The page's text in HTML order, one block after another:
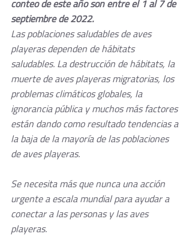
conteo de este año son entre el 1 al 7 de
septiembre de 2022.
Las poblaciones saludables de aves
playeras dependen de hábitats
saludables. La destrucción de hábitats, la
muerte de aves playeras migratorias, los
problemas climáticos globales, la
ignorancia pública y muchos más factores
están dando como resultado tendencias a
la baja de la mayoría de las poblaciones
de aves playeras.
Se necesita más que nunca una acción
urgente a escala mundial para ayudar a
conectar a las personas y las aves
playeras.